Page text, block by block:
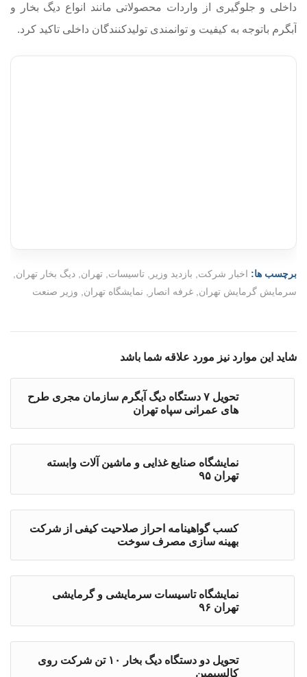
داخلی و جلوگیری از واردات محصولاتی مانند انواع دیگ بخار و
آبگرم باتوجه به کیفیت و توانمندی تولیدکنندگان داخلی تاکید کرد.
برچسب ها: اخبار شرکت, بازدید وزیر , تاسیسات, تهران, دیگ بخار تهران,
سرمایش گرمایش تهران, غرفه انصار , نمایشگاه تهران, وزیر صنعت
شاید این موارد نیز مورد علاقه شما باشد
تحویل ۷ دستگاه دیگ آبگرم سازمان مجری طرح
های عمرانی سپاه تهران
نمایشگاه صنایع غذایی و ماشین آلات وابسته
تهران ۹۵
کسب گواهینامه احراز صلاحیت کیفی از شرکت
بهینه سازی مصرف سوخت
نمایشگاه تاسیسات سرمایشی و گرمایشی
تهران ۹۶
تحویل دو دستگاه دیگ بخار ۱۰ تن شرکت روی
کالسیمین